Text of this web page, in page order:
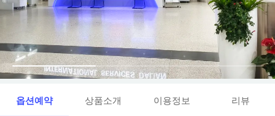
옵션예약 상품소개 이용정보 리뷰